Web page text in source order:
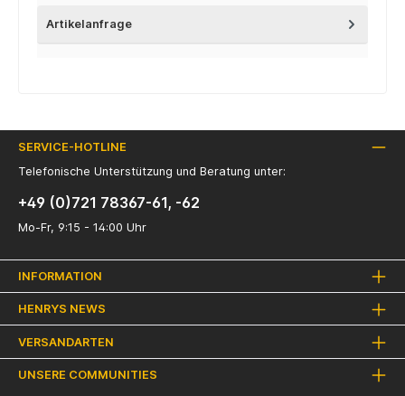
Artikelanfrage
SERVICE-HOTLINE
Telefonische Unterstützung und Beratung unter:
+49 (0)721 78367-61, -62
Mo-Fr, 9:15 - 14:00 Uhr
INFORMATION
HENRYS NEWS
VERSANDARTEN
UNSERE COMMUNITIES